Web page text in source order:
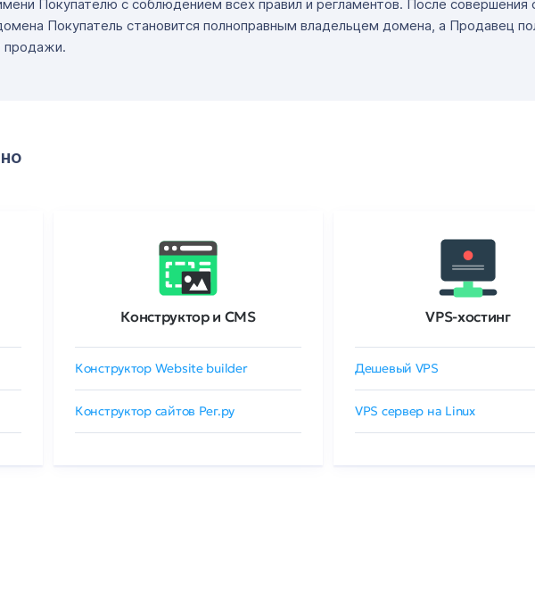
Покупателю с соблюдением всех правил и регламентов. После совершения
Покупатель становится полноправным владельцем домена, а Продавец
продажи.
Конструктор и CMS
Конструктор Website builder
Конструктор сайтов Рег.ру
VPS-хостинг
Дешевый VPS
VPS сервер на Linux